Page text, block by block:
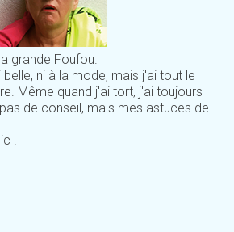
grande Foufou.
belle, ni à la mode, mais j'ai tout le
Même quand j'ai tort, j'ai toujours
de conseil, mais mes astuces de
!